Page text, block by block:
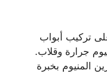
تركيب أبواب
جرارة وقلاب.
المنيوم بخبرة